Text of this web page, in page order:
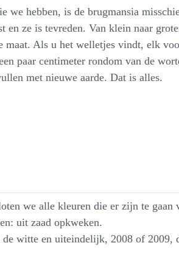
we hebben, is de brugmansia
en ze is tevreden. Van klein naar
maat. Als u het welletjes vindt, elk
paar centimeter rondom van de
met nieuwe aarde. Dat is alles.
we alle kleuren die er zijn te gaan
uit zaad opkweken.
de witte en uiteindelijk, 2008 of 2009,